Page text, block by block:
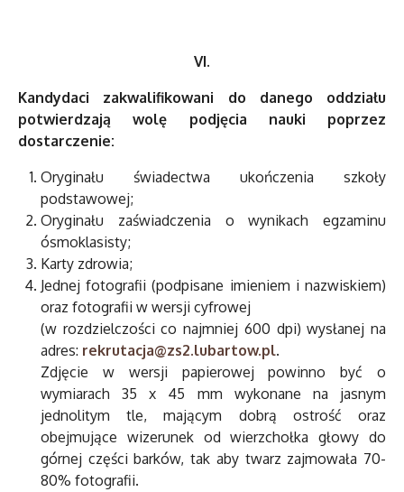
VI.
Kandydaci zakwalifikowani do danego oddziału
potwierdzają wolę podjęcia nauki poprzez
dostarczenie:
Oryginału świadectwa ukończenia szkoły
podstawowej;
Oryginału zaświadczenia o wynikach egzaminu
ósmoklasisty;
Karty zdrowia;
Jednej fotografii (podpisane imieniem i nazwiskiem)
oraz fotografii w wersji cyfrowej
(w rozdzielczości co najmniej 600 dpi) wysłanej na
adres: rekrutacja@zs2.lubartow.pl.
Zdjęcie w wersji papierowej powinno być o
wymiarach 35 x 45 mm wykonane na jasnym
jednolitym tle, mającym dobrą ostrość oraz
obejmujące wizerunek od wierzchołka głowy do
górnej części barków, tak aby twarz zajmowała 70-
80% fotografii.